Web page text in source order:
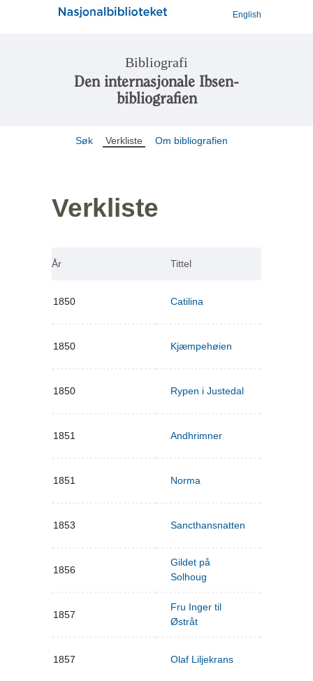
English
Bibliografi
Den internasjonale Ibsen-
bibliografien
Søk Verkliste Om bibliografien
Verkliste
År Tittel
1850 Catilina
1850 Kjæmpehøien
1850 Rypen i Justedal
1851 Andhrimner
1851 Norma
1853 Sancthansnatten
1856
Gildet på
Solhoug
1857
Fru Inger til
Østråt
1857 Olaf Liljekrans